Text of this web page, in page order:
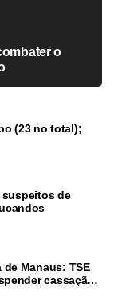
o
(23 no total);
suspeitos de
de Manaus: TSE
cassação